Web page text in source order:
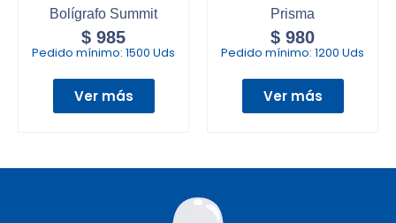
Bolígrafo Summit
$ 985
Pedido mínimo: 1500 Uds
Ver más
Prisma
$ 980
Pedido mínimo: 1200 Uds
Ver más